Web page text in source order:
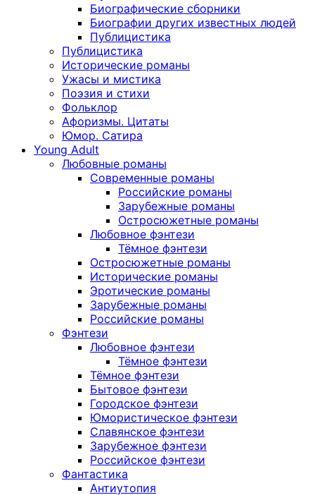
Биографические сборники
Биографии других известных людей
Публицистика
Публицистика
Исторические романы
Ужасы и мистика
Поэзия и стихи
Фольклор
Афоризмы. Цитаты
Юмор. Сатира
Young Adult
Любовные романы
Современные романы
Российские романы
Зарубежные романы
Остросюжетные романы
Любовное фэнтези
Тёмное фэнтези
Остросюжетные романы
Исторические романы
Эротические романы
Зарубежные романы
Российские романы
Фэнтези
Любовное фэнтези
Тёмное фэнтези
Тёмное фэнтези
Бытовое фэнтези
Городское фэнтези
Юмористическое фэнтези
Славянское фэнтези
Зарубежное фэнтези
Российское фэнтези
Фантастика
Антиутопия